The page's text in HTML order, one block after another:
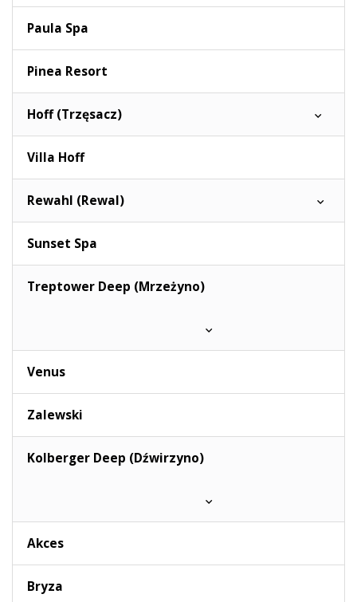
Paula Spa
Pinea Resort
Hoff (Trzęsacz)
Villa Hoff
Rewahl (Rewal)
Sunset Spa
Treptower Deep (Mrzeżyno)
Venus
Zalewski
Kolberger Deep (Dźwirzyno)
Akces
Bryza